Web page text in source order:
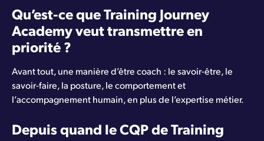
Qu’est-ce que Training Journey
Academy veut transmettre en
priorité ?
Avant tout, une manière d’être coach : le savoir-être, le
savoir-faire, la posture, le comportement et
l’accompagnement humain, en plus de l’expertise métier.
Depuis quand le CQP de Training